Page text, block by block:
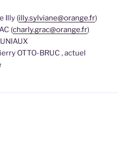
Illy (illy.sylviane@orange.fr)
(charly.grac@orange.fr)
OTTO-BRUC , actuel